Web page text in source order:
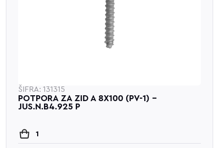
ŠIFRA: 131315
POTPORA ZA ZID A 8X100 (PV-1) -
JUS.N.B4.925 P
1